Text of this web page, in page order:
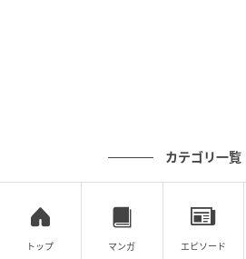
カテゴリ一覧
トップ マンガ エピソード